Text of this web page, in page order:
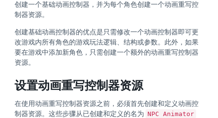
创建一个基础动画控制器，并为每个角色创建一个动画重写控
制器资源。
创建基础动画控制器的优点是只需修改一个动画控制器即可更
改游戏内所有角色的游戏玩法逻辑、结构或参数。此外，如果
要在游戏中添加新角色，只需创建一个额外的动画重写控制器
资源。
设置动画重写控制器资源
在使用动画重写控制器资源之前，必须首先创建和定义动画控
制器资源。这些步骤从已创建和定义的名为 NPC Animator